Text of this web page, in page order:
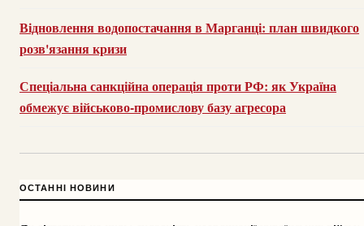
Відновлення водопостачання в Марганці: план швидкого
розв'язання кризи
Спеціальна санкційна операція проти РФ: як Україна
обмежує військово-промислову базу агресора
ОСТАННІ НОВИНИ